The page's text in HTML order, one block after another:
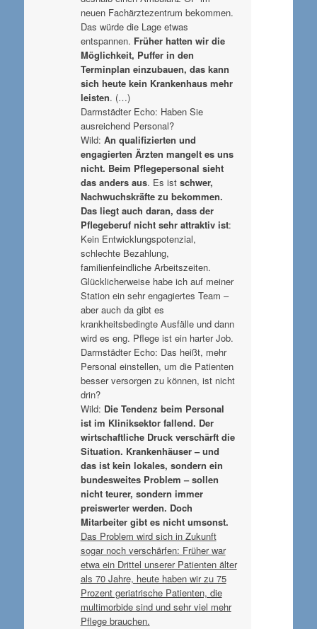
neuen Fachärztezentrum bekommen.
Das würde die Lage etwas
entspannen. Früher hatten wir die
Möglichkeit, Puffer in den
Terminplan einzubauen, das kann
sich heute kein Krankenhaus mehr
leisten. (…)
Darmstädter Echo: Haben Sie
ausreichend Personal?
Wild: An qualifizierten und
engagierten Ärzten mangelt es uns
nicht. Beim Pflegepersonal sieht
das anders aus. Es ist schwer,
Nachwuchskräfte zu bekommen.
Das liegt auch daran, dass der
Pflegeberuf nicht sehr attraktiv ist:
Kein Entwicklungspotenzial,
schlechte Bezahlung,
familienfeindliche Arbeitszeiten.
Glücklicherweise habe ich auf meiner
Station ein sehr engagiertes Team –
aber auch da gibt es
krankheitsbedingte Ausfälle und dann
wird es eng. Pflege ist ein harter Job.
Darmstädter Echo: Das heißt, mehr
Personal einstellen, um die Patienten
besser versorgen zu können, ist nicht
drin?
Wild: Die Tendenz beim Personal
ist im Kliniksektor fallend. Der
wirtschaftliche Druck verschärft die
Situation. Krankenhäuser – und
das ist kein lokales, sondern ein
bundesweites Problem – sollen
nicht teurer, sondern immer
preiswerter werden. Doch
Mitarbeiter gibt es nicht umsonst.
Das Problem wird sich in Zukunft
sogar noch verschärfen: Früher war
etwa ein Drittel unserer Patienten älter
als 70 Jahre, heute haben wir zu 75
Prozent geriatrische Patienten, die
multimorbide sind und sehr viel mehr
Pflege brauchen.